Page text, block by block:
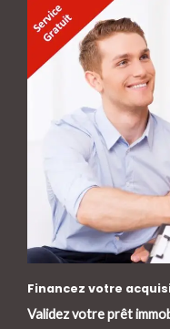
Financez votre
Validez votre prêt